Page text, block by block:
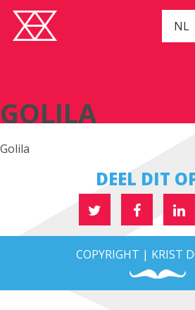
NL
GOLILA
Golila
DEEL DIT
COPYRIGHT | KRIST